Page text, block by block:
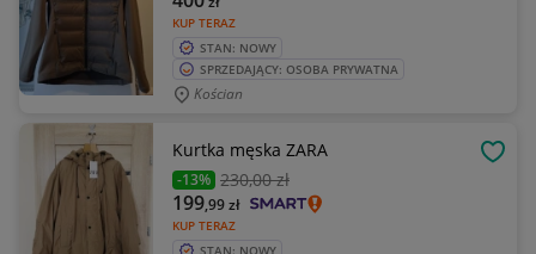
KUP TERAZ
STAN: NOWY
SPRZEDAJĄCY: OSOBA PRYWATNA
Kościan
Kurtka męska ZARA
-13% 230,00 zł
KUP TERAZ
199,99zł
STAN: NOWY